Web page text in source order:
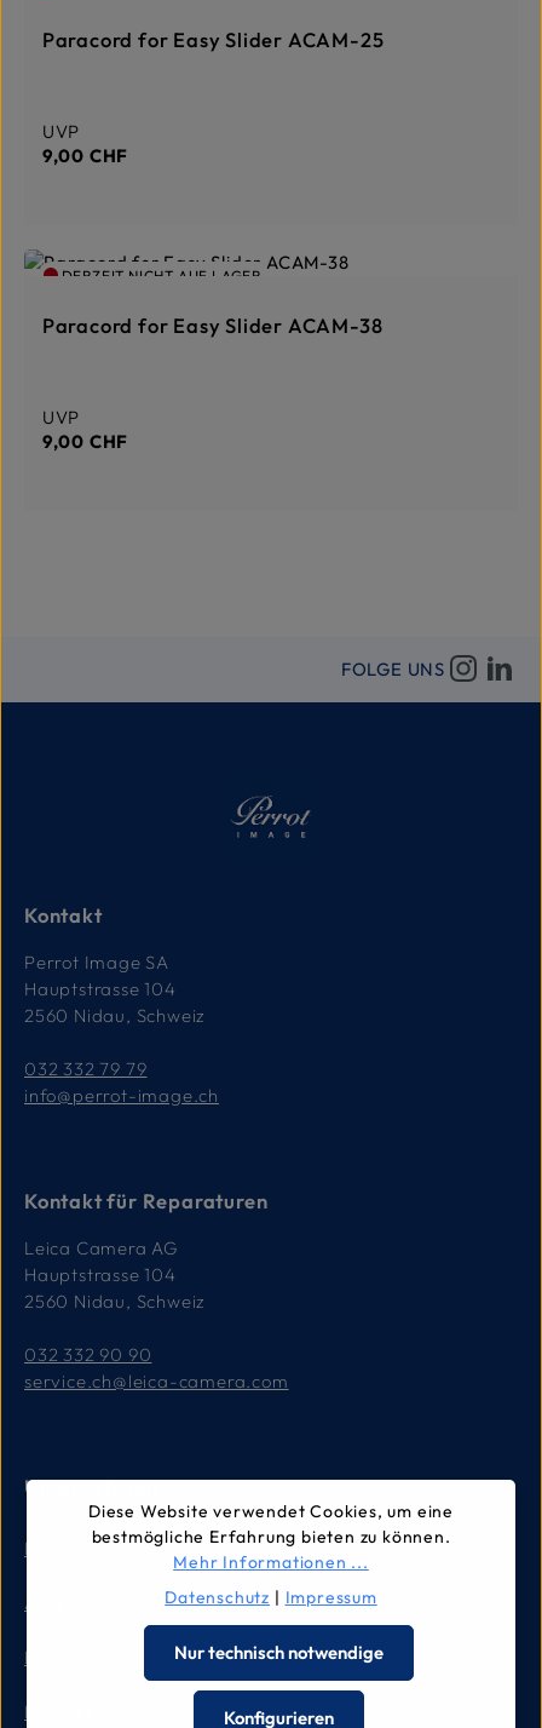
Paracord for Easy Slider ACAM-25
Regulärer Preis:
UVP
9,00 CHF
DERZEIT NICHT AUF LAGER
Paracord for Easy Slider ACAM-38
Regulärer Preis:
UVP
9,00 CHF
FOLGE UNS
Kontakt
Perrot Image SA
Hauptstrasse 104
2560 Nidau, Schweiz
032 332 79 79
info@perrot-image.ch
Kontakt für Reparaturen
Leica Camera AG
Hauptstrasse 104
2560 Nidau, Schweiz
032 332 90 90
service.ch@leica-camera.com
Unternehmen
Impressum
AGB
Datenschutz
Kontakt
Diese Website verwendet Cookies, um eine
bestmögliche Erfahrung bieten zu können.
Mehr Informationen ...
Datenschutz | Impressum
Nur technisch notwendige
Konfigurieren